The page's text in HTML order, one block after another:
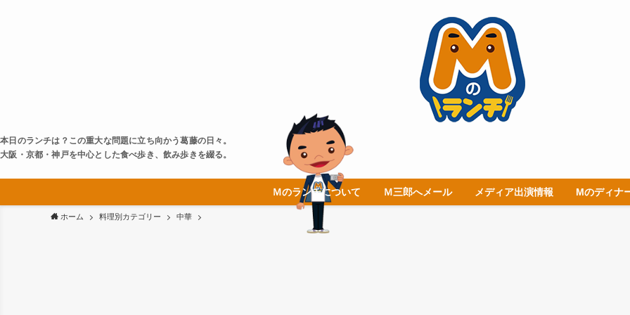
本日のランチは？この重大な問題に立ち向かう葛藤の日々。
大阪・京都・神戸を中心とした食べ歩き、飲み歩きを綴る。
Ｍのランチについて Ｍ三郎へメール メディア出演情報 Mのディナ
ホーム 料理別カテゴリー 中華